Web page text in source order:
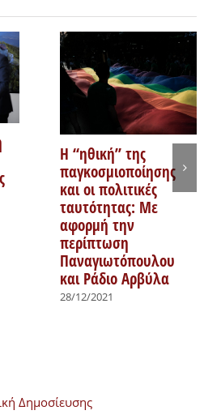
Η “ηθική” της
παγκοσμιοποίησης
και οι πολιτικές
ταυτότητας: Με
αφορμή την
περίπτωση
Παναγιωτόπουλου
και Ράδιο Αρβύλα
28/12/2021
Δημοσίευσης